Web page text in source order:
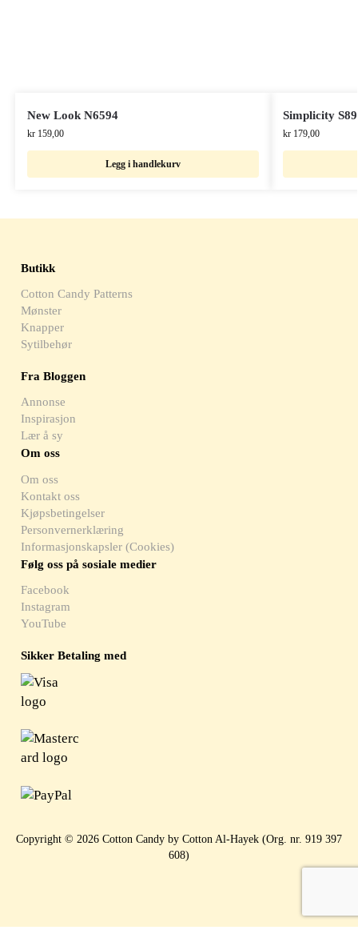
New Look N6594
kr159,00
Legg i handlekurv
Simplicity
kr179,00
Butikk
Cotton Candy Patterns
Mønster
Knapper
Sytilbehør
Fra Bloggen
Annonse
Inspirasjon
Lær å sy
Om oss
Om oss
Kontakt oss
Kjøpsbetingelser
Personvernerklæring
Informasjonskapsler (Cookies)
Følg oss på sosiale medier
Facebook
Instagram
YouTube
Sikker Betaling med
Copyright © 2026 Cotton Candy by Cotton Al-Hayek (Org. nr. 919 397
608)